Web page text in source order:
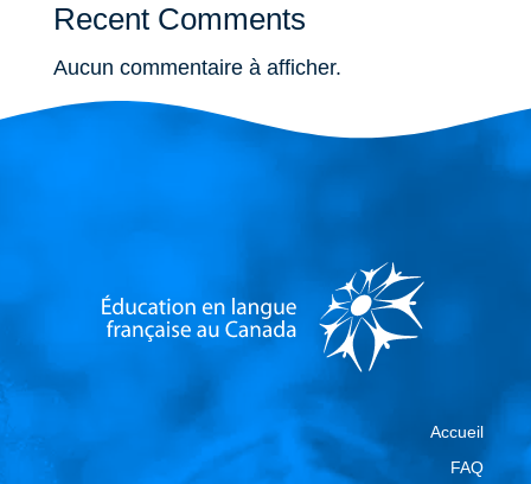
Recent Comments
Aucun commentaire à afficher.
Accueil
FAQ